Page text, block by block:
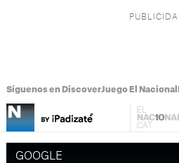
Síguenos en DiscoverJuego El Nacional
GOOGLE